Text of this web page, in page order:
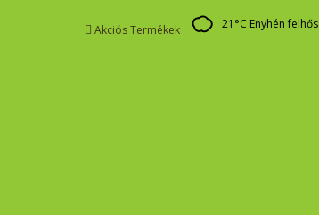
Akciós Termékek 21 °C Enyhén felhős